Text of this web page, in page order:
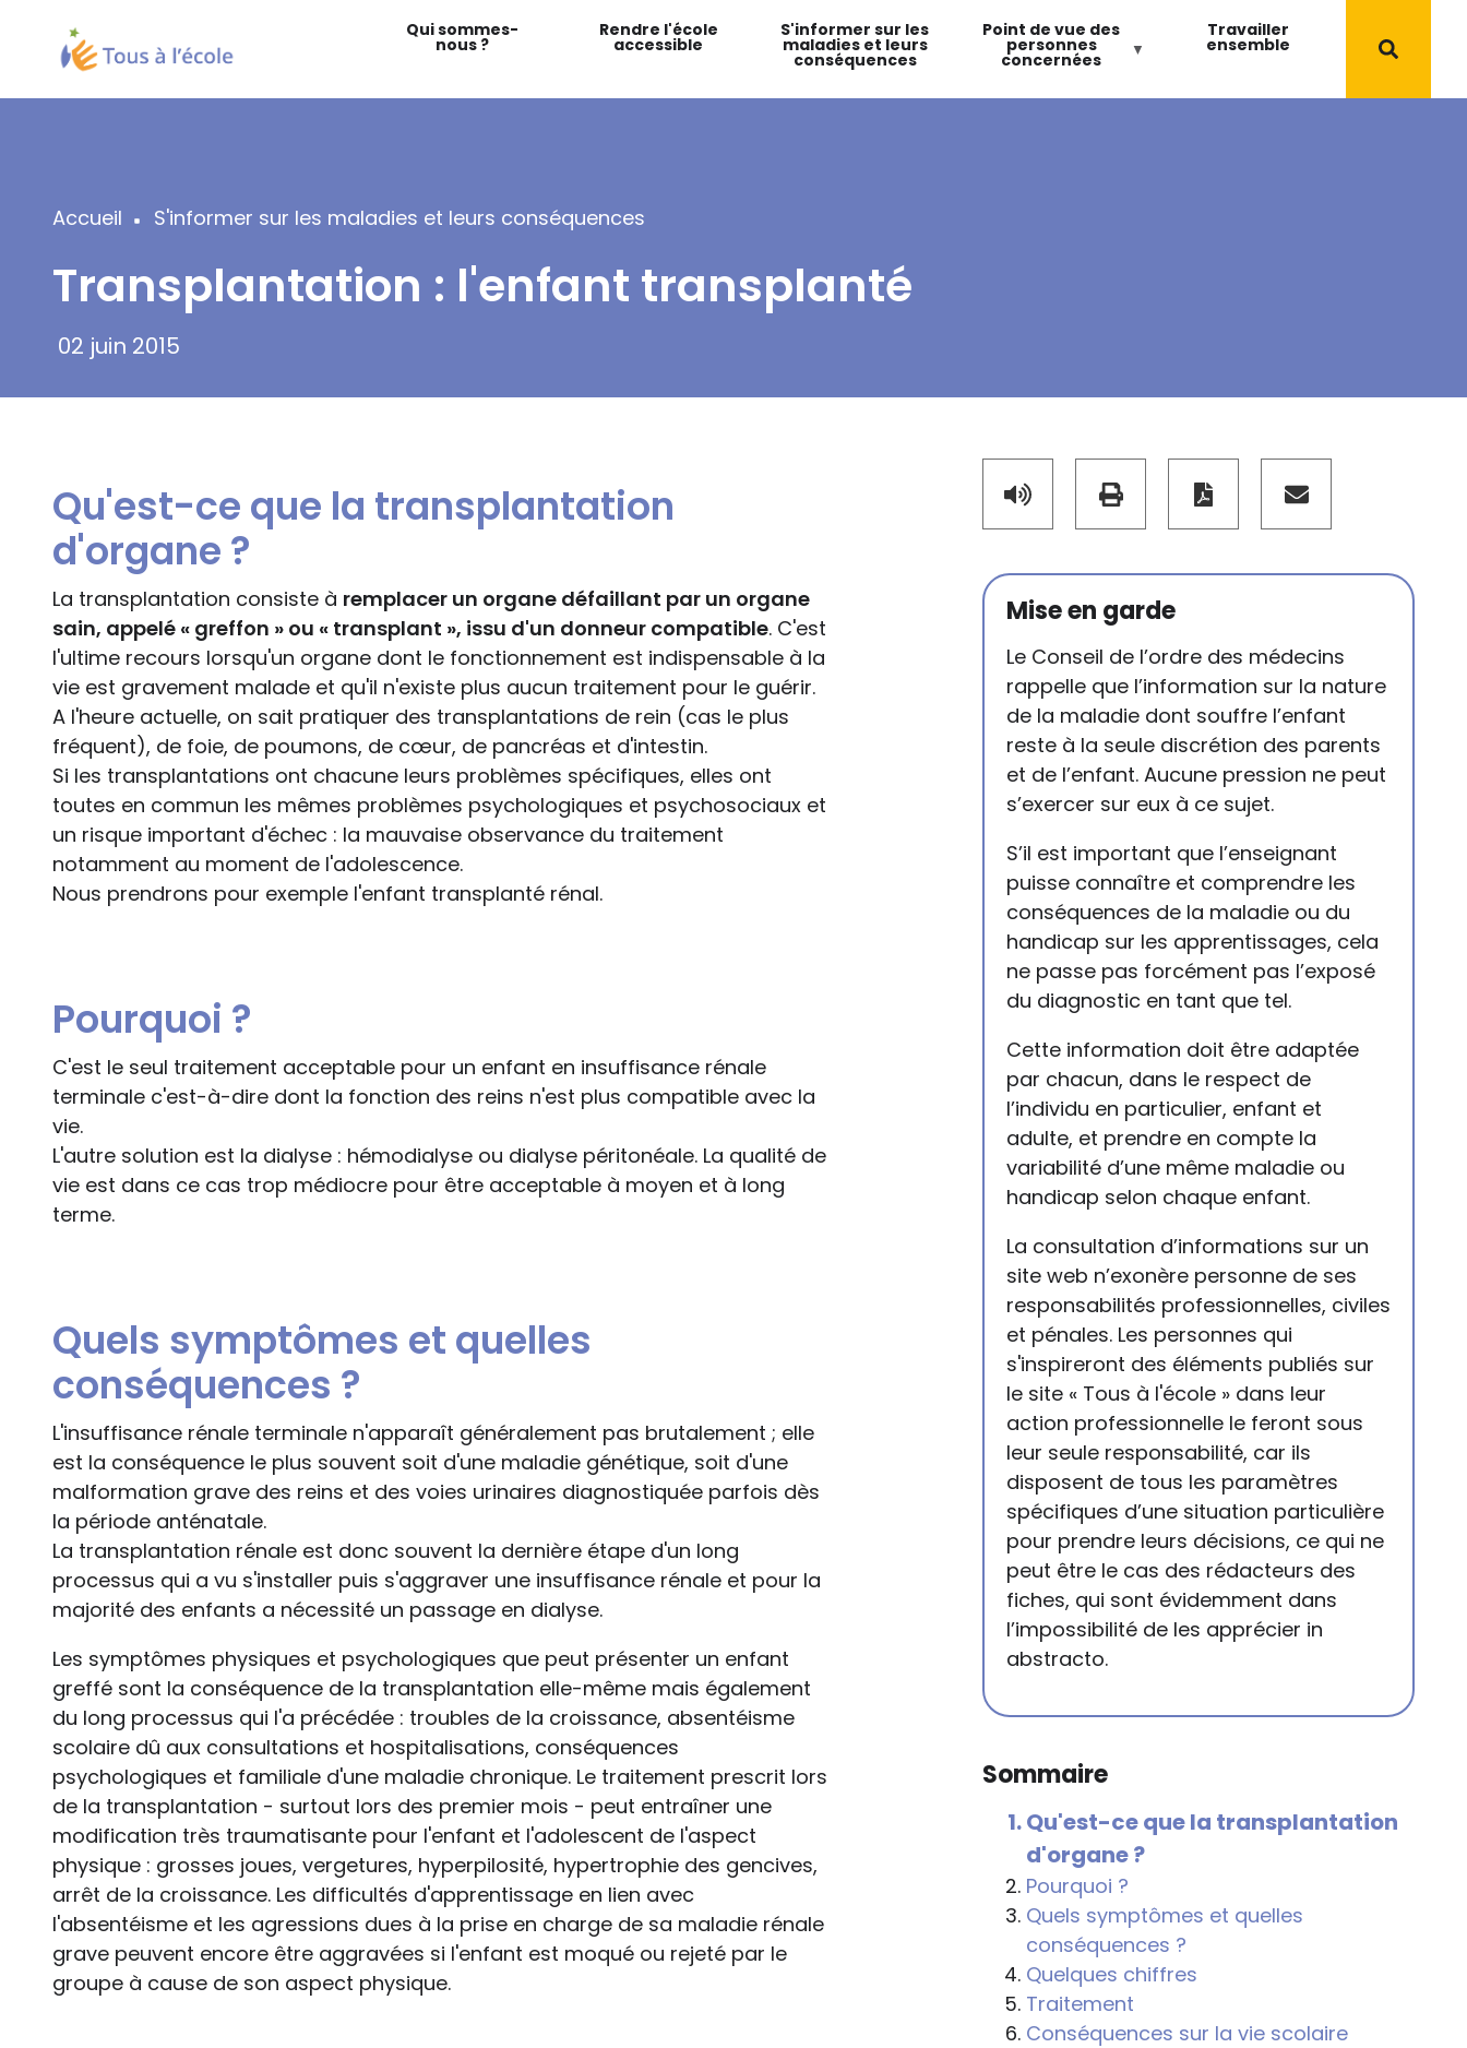
contenu
principal
Qui sommes-
nous ?
Rendre l'école
accessible
S'informer sur les
maladies et leurs
conséquences
Point de vue des
personnes
concernées
Travailler
ensemble
Fil
d'Ariane
Accueil S'informer sur les maladies et leurs conséquences
Transplantation : l'enfant transplanté
02 juin 2015
Qu'est-ce que la transplantation
d'organe ?
La transplantation consiste à remplacer un organe défaillant par un organe
sain, appelé « greffon » ou « transplant », issu d'un donneur compatible. C'est
l'ultime recours lorsqu'un organe dont le fonctionnement est indispensable à la
vie est gravement malade et qu'il n'existe plus aucun traitement pour le guérir.
A l'heure actuelle, on sait pratiquer des transplantations de rein (cas le plus
fréquent), de foie, de poumons, de cœur, de pancréas et d'intestin.
Si les transplantations ont chacune leurs problèmes spécifiques, elles ont
toutes en commun les mêmes problèmes psychologiques et psychosociaux et
un risque important d'échec : la mauvaise observance du traitement
notamment au moment de l'adolescence.
Nous prendrons pour exemple l'enfant transplanté rénal.
Pourquoi ?
C'est le seul traitement acceptable pour un enfant en insuffisance rénale
terminale c'est-à-dire dont la fonction des reins n'est plus compatible avec la
vie.
L'autre solution est la dialyse : hémodialyse ou dialyse péritonéale. La qualité de
vie est dans ce cas trop médiocre pour être acceptable à moyen et à long
terme.
Quels symptômes et quelles
conséquences ?
L'insuffisance rénale terminale n'apparaît généralement pas brutalement ; elle
est la conséquence le plus souvent soit d'une maladie génétique, soit d'une
malformation grave des reins et des voies urinaires diagnostiquée parfois dès
la période anténatale.
La transplantation rénale est donc souvent la dernière étape d'un long
processus qui a vu s'installer puis s'aggraver une insuffisance rénale et pour la
majorité des enfants a nécessité un passage en dialyse.
Les symptômes physiques et psychologiques que peut présenter un enfant
greffé sont la conséquence de la transplantation elle-même mais également
du long processus qui l'a précédée : troubles de la croissance, absentéisme
scolaire dû aux consultations et hospitalisations, conséquences
psychologiques et familiale d'une maladie chronique. Le traitement prescrit lors
de la transplantation - surtout lors des premier mois - peut entraîner une
modification très traumatisante pour l'enfant et l'adolescent de l'aspect
physique : grosses joues, vergetures, hyperpilosité, hypertrophie des gencives,
arrêt de la croissance. Les difficultés d'apprentissage en lien avec
l'absentéisme et les agressions dues à la prise en charge de sa maladie rénale
grave peuvent encore être aggravées si l'enfant est moqué ou rejeté par le
groupe à cause de son aspect physique.
Mise en garde
Le Conseil de l’ordre des médecins
rappelle que l’information sur la nature
de la maladie dont souffre l’enfant
reste à la seule discrétion des parents
et de l’enfant. Aucune pression ne peut
s’exercer sur eux à ce sujet.
S’il est important que l’enseignant
puisse connaître et comprendre les
conséquences de la maladie ou du
handicap sur les apprentissages, cela
ne passe pas forcément pas l’exposé
du diagnostic en tant que tel.
Cette information doit être adaptée
par chacun, dans le respect de
l’individu en particulier, enfant et
adulte, et prendre en compte la
variabilité d’une même maladie ou
handicap selon chaque enfant.
La consultation d’informations sur un
site web n’exonère personne de ses
responsabilités professionnelles, civiles
et pénales. Les personnes qui
s'inspireront des éléments publiés sur
le site « Tous à l'école » dans leur
action professionnelle le feront sous
leur seule responsabilité, car ils
disposent de tous les paramètres
spécifiques d’une situation particulière
pour prendre leurs décisions, ce qui ne
peut être le cas des rédacteurs des
fiches, qui sont évidemment dans
l’impossibilité de les apprécier in
abstracto.
Sommaire
Qu'est-ce que la transplantation
d'organe ?
Pourquoi ?
Quels symptômes et quelles
conséquences ?
Quelques chiffres
Traitement
Conséquences sur la vie scolaire